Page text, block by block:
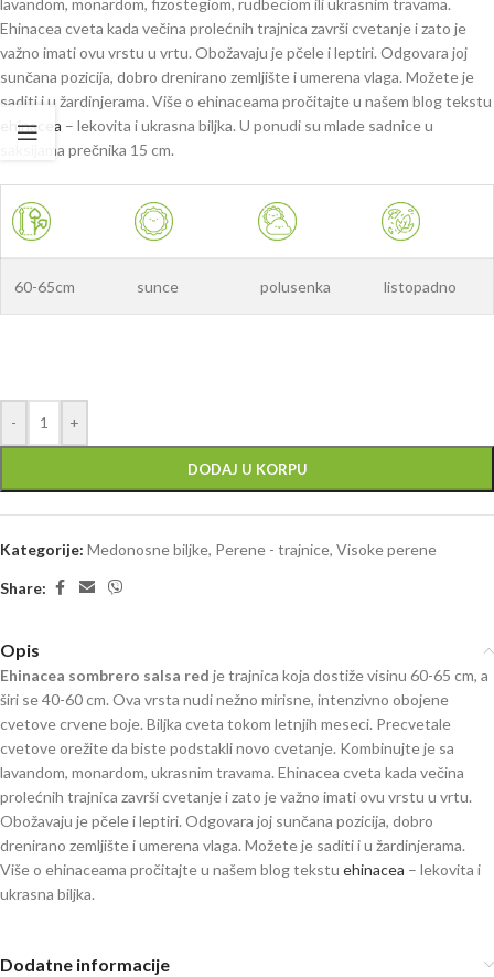
lavandom, monardom, fizostegiom, rudbeciom ili ukrasnim travama.
Ehinacea cveta kada večina prolećnih trajnica završi cvetanje i zato je
važno imati ovu vrstu u vrtu. Obožavaju je pčele i leptiri. Odgovara joj
sunčana pozicija, dobro drenirano zemljište i umerena vlaga. Možete je
saditi i u žardinjerama. Više o ehinaceama pročitajte u našem blog tekstu
ehinacea – lekovita i ukrasna biljka. U ponudi su mlade sadnice u
saksijama prečnika 15 cm.
60-65cm sunce polusenka listopadno
- +
DODAJ U KORPU
Kategorije: Medonosne biljke, Perene - trajnice, Visoke perene
Share:
Opis
Ehinacea sombrero salsa red je trajnica koja dostiže visinu 60-65 cm, a
širi se 40-60 cm. Ova vrsta nudi nežno mirisne, intenzivno obojene
cvetove crvene boje. Biljka cveta tokom letnjih meseci. Precvetale
cvetove orežite da biste podstakli novo cvetanje. Kombinujte je sa
lavandom, monardom, ukrasnim travama. Ehinacea cveta kada večina
prolećnih trajnica završi cvetanje i zato je važno imati ovu vrstu u vrtu.
Obožavaju je pčele i leptiri. Odgovara joj sunčana pozicija, dobro
drenirano zemljište i umerena vlaga. Možete je saditi i u žardinjerama.
Više o ehinaceama pročitajte u našem blog tekstu ehinacea – lekovita i
ukrasna biljka.
Dodatne informacije